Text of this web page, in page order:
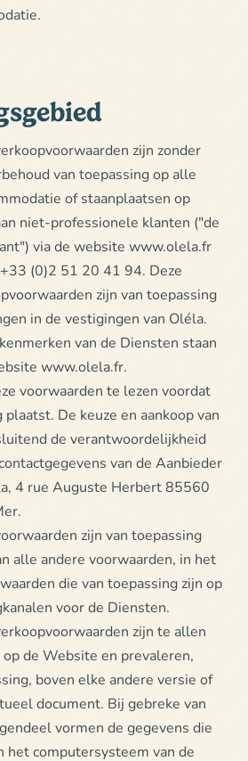
zijn zonder
van toepassing op alle
of staanplaatsen op
niet-professionele klanten ("de
via de website www.olela.fr
(0)2 51 20 41 94. Deze
zijn van toepassing
in de vestigingen van Oléla.
van de Diensten staan
www.olela.fr.
voorwaarden te lezen voordat
De keuze en aankoop van
de verantwoordelijkheid
van de Aanbieder
4 rue Auguste Herbert 85560
zijn van toepassing
alle andere voorwaarden, in het
die van toepassing zijn op
voor de Diensten.
zijn te allen
de Website en prevaleren,
boven elke andere versie of
document. Bij gebreke van
vormen de gegevens die
het computersysteem van de